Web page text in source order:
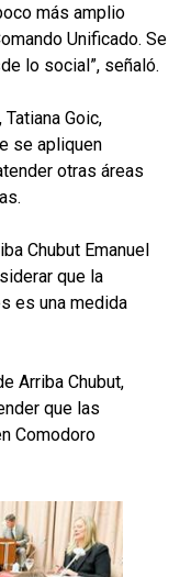
más amplio
Unificado. Se
lo social”, señaló.
Goic,
se apliquen
otras áreas
Chubut Emanuel
que la
es una medida
Arriba Chubut,
que las
Comodoro